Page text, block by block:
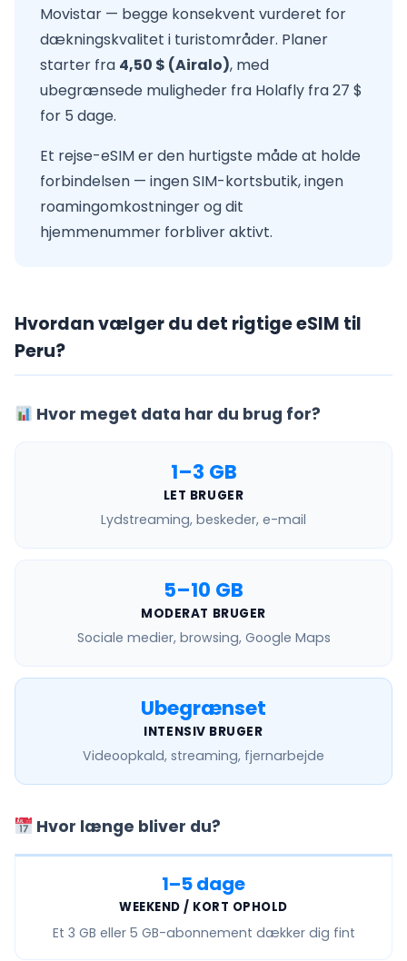
Movistar — begge konsekvent vurderet for
dækningskvalitet i turistområder. Planer
starter fra 4,50 $ (Airalo), med
ubegrænsede muligheder fra Holafly fra 27 $
for 5 dage.
Et rejse-eSIM er den hurtigste måde at holde
forbindelsen — ingen SIM-kortsbutik, ingen
roamingomkostninger og dit
hjemmenummer forbliver aktivt.
Hvordan vælger du det rigtige eSIM til
Peru?
Hvor meget data har du brug for?
1–3 GB
LET BRUGER
Lydstreaming, beskeder, e-mail
5–10 GB
MODERAT BRUGER
Sociale medier, browsing, Google Maps
Ubegrænset
INTENSIV BRUGER
Videoopkald, streaming, fjernarbejde
Hvor længe bliver du?
1–5 dage
WEEKEND / KORT OPHOLD
Et 3 GB eller 5 GB-abonnement dækker dig fint